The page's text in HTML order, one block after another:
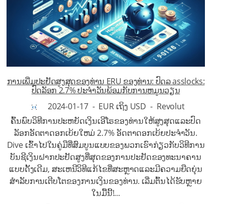
ການເພີ່ມປະຢັດສູງສຸດຂອງທ່ານ ERU ຂອງທ່ານ: ປົດລ asslocks:
ປົດລັອກ 2.7% ປະຈໍາວັນພ້ອມກັບການຫມູນວຽນ
2024-01-17- EUR ເຖິງ USD - Revolut
ຄົ້ນພົບວິທີການປະຫຍັດເງິນເອີໂຣຂອງທ່ານໃຫ້ສູງສຸດແລະປົດ
ລັອກອັດຕາດອກເບ້ຍໃຫມ່ 2.7% ອັດຕາດອກເບ້ຍປະຈໍາວັນ.
Dive ເຂົ້າໄປໃນຄູ່ມືທີ່ສົມບູນແບບຂອງພວກເຮົາກ່ຽວກັບວິທີການ
ບັນຊີເງິນຝາກປະຢັດສູງທີ່ສຸດຂອງການປະຢັດຂອງທະນາຄານ
ແບບດັ້ງເດີມ, ສະເຫນີວິທີແກ້ໄຂທີ່ສະຫຼາດແລະມີຄວາມຍືດຍຸ່ນ
ສໍາລັບການເຕີບໂຕຂອງການເງິນຂອງທ່ານ. ເລີ່ມຕົ້ນໄດ້ຮັບຫຼາຍ
ໃນມື້ນີ້!...